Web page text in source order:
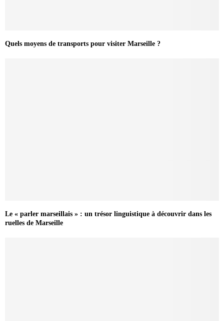
Quels moyens de transports pour visiter Marseille ?
Le « parler marseillais » : un trésor linguistique à découvrir dans les
ruelles de Marseille